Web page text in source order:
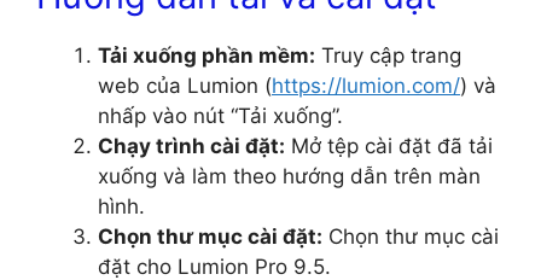
Tải xuống phần mềm: Truy cập trang
web của Lumion (https://lumion.com/) và
nhấp vào nút “Tải xuống”.
Chạy trình cài đặt: Mở tệp cài đặt đã tải
xuống và làm theo hướng dẫn trên màn
hình.
Chọn thư mục cài đặt: Chọn thư mục cài
đặt cho Lumion Pro 9.5.